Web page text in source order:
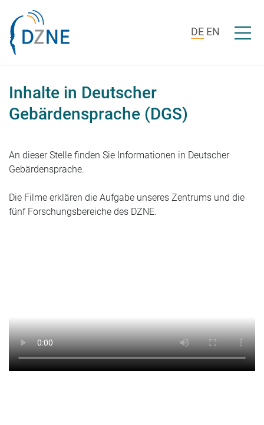
DE EN Menü
Inhalte in Deutscher
Gebärdensprache (DGS)
An dieser Stelle finden Sie Informationen in Deutscher
Gebärdensprache.
Die Filme erklären die Aufgabe unseres Zentrums und die
fünf Forschungsbereiche des DZNE.